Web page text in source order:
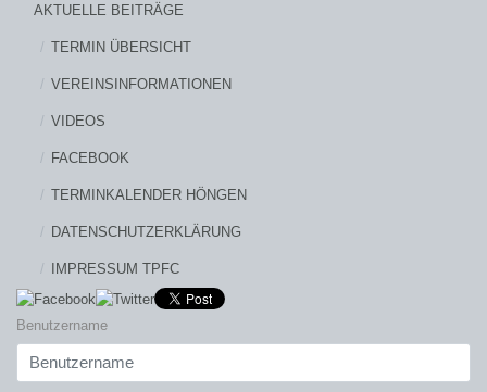
AKTUELLE BEITRÄGE
TERMIN ÜBERSICHT
VEREINSINFORMATIONEN
VIDEOS
FACEBOOK
TERMINKALENDER HÖNGEN
DATENSCHUTZERKLÄRUNG
IMPRESSUM TPFC
Benutzername